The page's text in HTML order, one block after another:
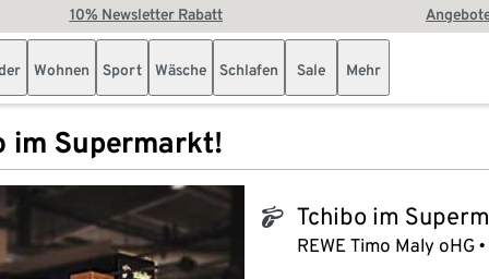
10% Newsletter Rabatt
Wohnen Sport Wäsche Schlafen Sale Mehr
im Supermarkt!
tchibo_logo Tchibo im
REWE Timo Maly oHG